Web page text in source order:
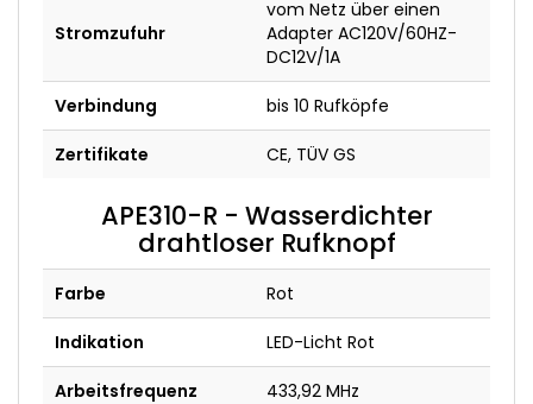
Stromzufuhr
vom Netz über einen
Adapter AC120V/60HZ-
DC12V/1A
Verbindung bis 10 Rufköpfe
Zertifikate CE, TÜV GS
APE310-R - Wasserdichter
drahtloser Rufknopf
Farbe Rot
Indikation LED-Licht Rot
Arbeitsfrequenz 433,92 MHz